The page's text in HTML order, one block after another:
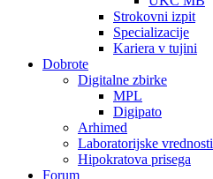
Strokovni izpit
Specializacije
Kariera v tujini
Dobrote
Digitalne zbirke
MPL
Digipato
Arhimed
Laboratorijske vrednosti
Hipokratova prisega
Forum